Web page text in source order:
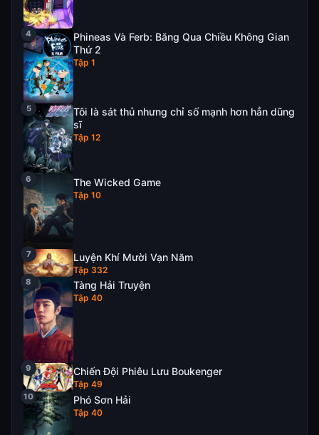
Phineas Và Ferb: Băng Qua Chiều Không Gian
Thứ 2
Tập 1
Tôi là sát thủ nhưng chỉ số mạnh hơn hẳn dũng
sĩ
Tập 12
The Wicked Game
Tập 10
Luyện Khí Mười Vạn Năm
Tập 332
Tàng Hải Truyện
Tập 40
Chiến Đội Phiêu Lưu Boukenger
Tập 49
Phó Sơn Hải
Tập 40